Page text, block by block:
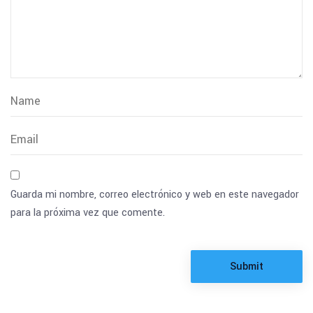
Guarda mi nombre, correo electrónico y web en este navegador
para la próxima vez que comente.
Submit